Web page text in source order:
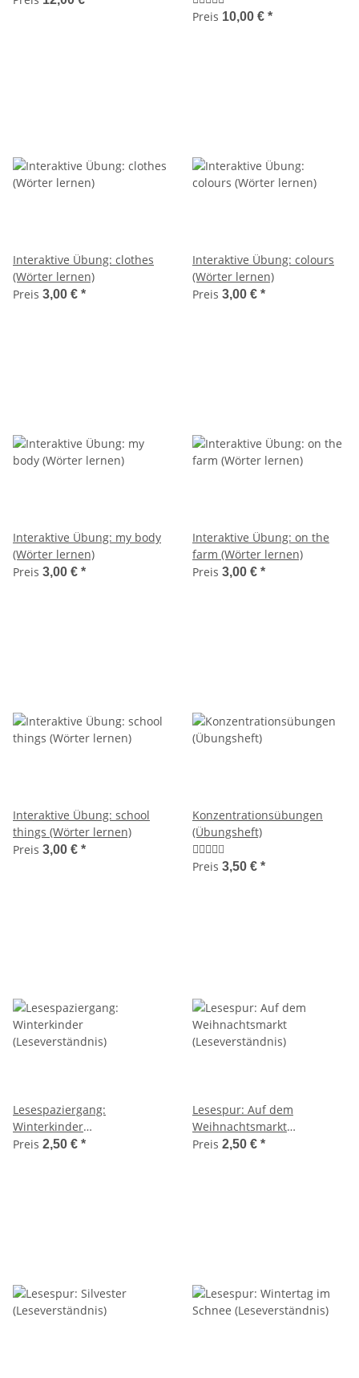
Preis 10,00 € *
Interaktive Übung: clothes
(Wörter lernen)
Preis 3,00 € *
Interaktive Übung: colours
(Wörter lernen)
Preis 3,00 € *
Interaktive Übung: my body
(Wörter lernen)
Preis 3,00 € *
Interaktive Übung: on the
farm (Wörter lernen)
Preis 3,00 € *
Interaktive Übung: school
things (Wörter lernen)
Preis 3,00 € *
Konzentrationsübungen
(Übungsheft)
Preis 3,50 € *
Lesespaziergang:
Winterkinder
(Leseverständnis)
Preis 2,50 € *
Lesespur: Auf dem
Weihnachtsmarkt
(Leseverständnis)
Preis 2,50 € *